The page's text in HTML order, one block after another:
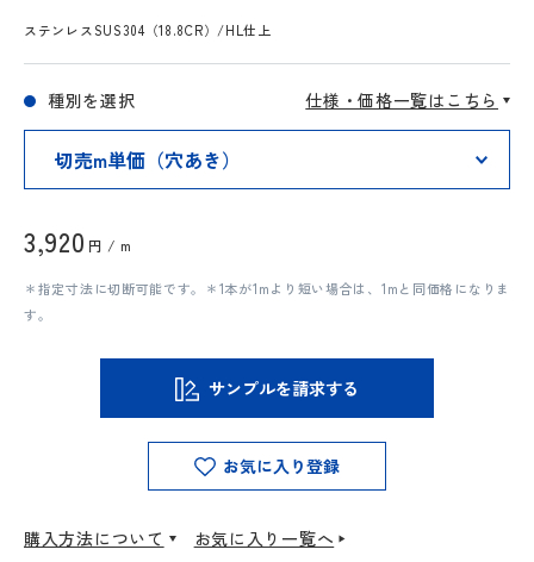
ステンレスSUS304（18.8CR）/HL仕上
仕様・価格一覧はこちら
種別を選択
3,920 円 / m
＊指定寸法に切断可能です。＊1本が1mより短い場合は、1mと同価格になりま
す。
サンプルを請求する
お気に入り登録
購入方法について お気に入り一覧へ